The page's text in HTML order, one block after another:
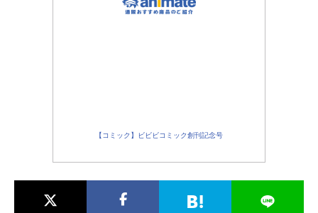
【コミック】ビビビコミック創刊記念号